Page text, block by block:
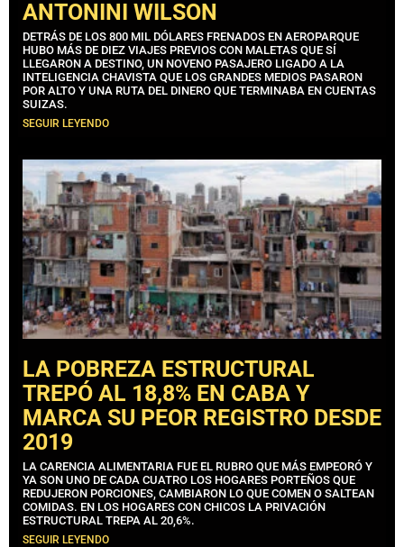
ANTONINI WILSON
DETRÁS DE LOS 800 MIL DÓLARES FRENADOS EN AEROPARQUE
HUBO MÁS DE DIEZ VIAJES PREVIOS CON MALETAS QUE SÍ
LLEGARON A DESTINO, UN NOVENO PASAJERO LIGADO A LA
INTELIGENCIA CHAVISTA QUE LOS GRANDES MEDIOS PASARON
POR ALTO Y UNA RUTA DEL DINERO QUE TERMINABA EN CUENTAS
SUIZAS.
SEGUIR LEYENDO
LA POBREZA ESTRUCTURAL
TREPÓ AL 18,8% EN CABA Y
MARCA SU PEOR REGISTRO DESDE
2019
LA CARENCIA ALIMENTARIA FUE EL RUBRO QUE MÁS EMPEORÓ Y
YA SON UNO DE CADA CUATRO LOS HOGARES PORTEÑOS QUE
REDUJERON PORCIONES, CAMBIARON LO QUE COMEN O SALTEAN
COMIDAS. EN LOS HOGARES CON CHICOS LA PRIVACIÓN
ESTRUCTURAL TREPA AL 20,6%.
SEGUIR LEYENDO